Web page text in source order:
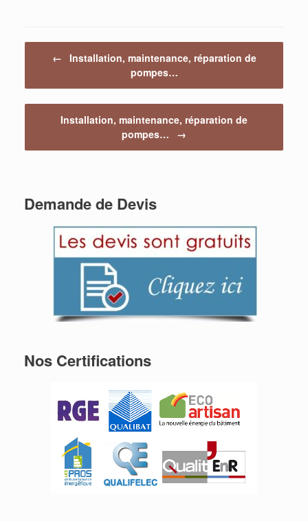
←
Installation, maintenance, réparation de
pompes…
Installation, maintenance, réparation de
pompes…
→
Demande de Devis
Nos Certifications